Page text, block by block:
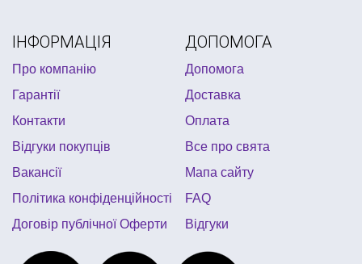
аксесуари для повітряних кульок
дитячий костюм клоуна
магазин новорічних подарунків
ІНФОРМАЦІЯ
Про компанію
Гарантії
Контакти
Відгуки покупців
Вакансії
Політика конфіденційності
Договір публічної Оферти
ДОПОМОГА
Допомога
Доставка
Оплата
Все про свята
Мапа сайту
FAQ
Відгуки